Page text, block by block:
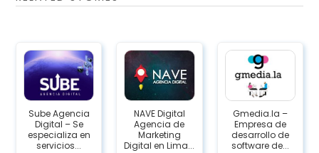
Sube Agencia
Digital – Se
especializa en
servicios...
NAVE Digital
Agencia de
Marketing
Digital en Lima...
Gmedia.la –
Empresa de
desarrollo de
software de...